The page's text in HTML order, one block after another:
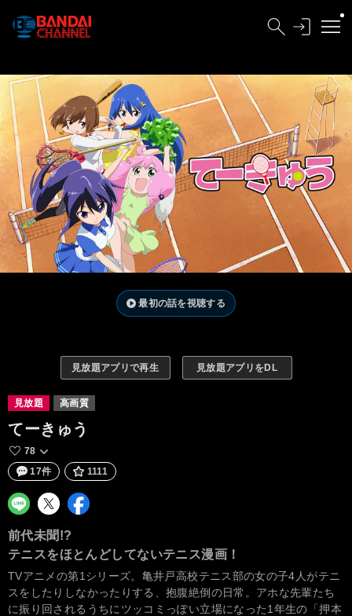
最初の話を視聴する
見放題アプリで再生 見放題アプリをDL
見放題 高画質
てーきゅう
78
17件
1111
前代未聞!?
テニスをほとんどしてないテニス漫画！
TVアニメの第1シリーズ。亀井戸高校テニス部の女の子4人がテニ
スをしたりしなかったりする、抱腹絶倒の日常。アホな先輩たち
に振り回されるうちにツッコミっぽい立場になった1年生の「押本